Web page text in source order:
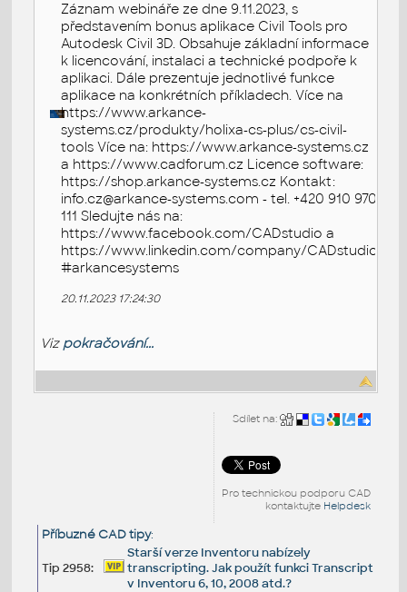
Záznam webináře ze dne 9.11.2023, s
představením bonus aplikace Civil Tools pro
Autodesk Civil 3D. Obsahuje základní informace
k licencování, instalaci a technické podpoře k
aplikaci. Dále prezentuje jednotlivé funkce
aplikace na konkrétních příkladech. Více na
https://www.arkance-
systems.cz/produkty/holixa-cs-plus/cs-civil-
tools Více na: https://www.arkance-systems.cz
a https://www.cadforum.cz Licence software:
https://shop.arkance-systems.cz Kontakt:
info.cz@arkance-systems.com - tel. +420 910 970
111 Sledujte nás na:
https://www.facebook.com/CADstudio a
https://www.linkedin.com/company/CADstudio
#arkancesystems
20.11.2023 17:24:30
Viz pokračování...
Sdílet na:
Pro technickou podporu CAD
kontaktujte Helpdesk
Příbuzné CAD tipy:
Tip 2958:
Starší verze Inventoru nabízely
transcripting. Jak použít funkci Transcript
v Inventoru 6, 10, 2008 atd.?